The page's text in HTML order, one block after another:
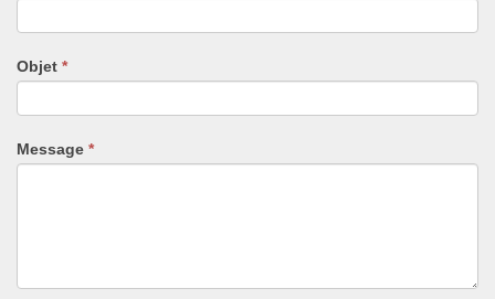
Objet *
Message *
remplissez
ce